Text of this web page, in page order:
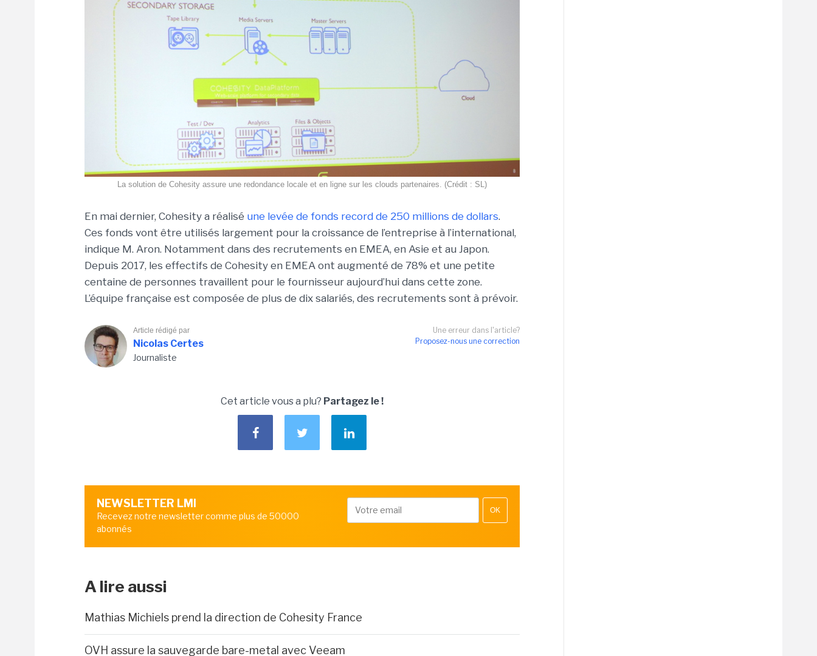
La solution de Cohesity assure une redondance locale et en ligne sur les clouds partenaires. (Crédit : SL)
En mai dernier, Cohesity a réalisé une levée de fonds record de 250 millions de dollars.
Ces fonds vont être utilisés largement pour la croissance de l’entreprise à l’international,
indique M. Aron. Notamment dans des recrutements en EMEA, en Asie et au Japon.
Depuis 2017, les effectifs de Cohesity en EMEA ont augmenté de 78% et une petite
centaine de personnes travaillent pour le fournisseur aujourd’hui dans cette zone.
L’équipe française est composée de plus de dix salariés, des recrutements sont à prévoir.
Une erreur dans l'article?
Proposez-nous une correction
Article rédigé par
Nicolas Certes
Journaliste
Cet article vous a plu? Partagez le !
NEWSLETTER LMI
Recevez notre newsletter comme plus de 50000
abonnés
OK
A lire aussi
Mathias Michiels prend la direction de Cohesity France
OVH assure la sauvegarde bare-metal avec Veeam